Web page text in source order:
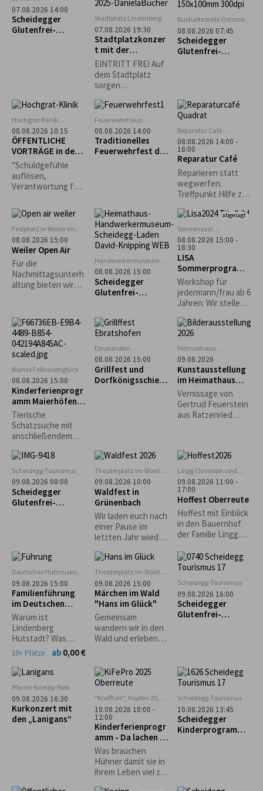
möglich.
07.08.2026 14:00
Scheidegger
Glutenfrei-
Stadtplatz Lindenberg
07.08.2026 19:30
Stadtplatzkonzer
t mit der
Musikkapelle
Opfenbach
EINTRITT FREI Auf
dem Stadtplatz
sorgen
Vereine für
Sitzgelegenheiten
und das leibliche
Wohl. *Die
Veranstaltung
Bushaltestelle Ortsmitte
Scheidegg
08.08.2026 07:45
Scheidegger
Glutenfrei-
Hochgrat Klinik
Stiefenhofen
08.08.2026 10:15
ÖFFENTLICHE
VORTRÄGE in der
Hochgrat Klinik
"Schuldgefühle
auflösen,
Verantwortung für
übernehmen“ -
Bettina von
Nottbeck,
Heilpraktikerin,
Körperpsychothera
peutin
Feuerwehrhaus
Scheidegg
08.08.2026 14:00
Traditionelles
Feuerwehrfest der
Reparatur Café
Oberreute
08.08.2026 14:00 -
18:00
Reparatur Café
Reparieren statt
wegwerfen.
Treffpunkt Hilfe zur
Festplatz in Weiler im
Allgäu
08.08.2026 15:00
Weiler Open Air
Für die
Nachmittagsunterh
altung bieten wir
Bierpongturnier -
Kaffee & Kuchen -
Weinlaube -
Kinderprogramm -
uvm. an.
Handwerkermuseum
„Heimathaus"
Scheidegg
08.08.2026 15:00
Scheidegger
Glutenfrei-
Handwerkermuseu
m „Heimathaus“
abgesagt
Sonnensaal
Stiefenhofen
08.08.2026 15:00 -
18:30
LISA
Sommerprogramm
: Familienaktion
Workshop für
jedermann/frau ab 6
Jahren: Wir stellen
und backen
Sonnenbrote...
Maries Fellnasenglück
08.08.2026 15:00
Kinderferienprogr
amm Maierhöfen:
Tierische
Schatzsuche
Tierische
Schatzsuche mit
anschließendem
Ebratshofen
Vereinsheim
08.08.2026 15:00
Grillfest und
Dorfkönigsschieß
Heimathaus
Zwirkenberg
09.08.2026
Kunstausstellung
im Heimathaus
Gestratz-
Zwirkenberg
Vernissage von
Gertrud Feuerstein
aus Ratzenried
Scheidegg-Tourismus
09.08.2026 08:00
Scheidegger
Glutenfrei-
"Guni´s Panificio"
Theaterplatz im Wald
bei Grünenbach
09.08.2026 10:00
Waldfest in
Grünenbach
Wir laden euch nach
einer Pause im
letzten Jahr wieder
Waldfest ein und
freuen uns auf
euren zahlreichen
Besuch! Eure
Musikkapelle
Grünenbach
Lingg Christoph und
Katrin
09.08.2026 11:00 -
17:00
Hoffest Oberreute
Hoffest mit Einblick
in den Bauernhof
der Familie Lingg.
Mittagstisch. Kaffee
und Kuchen.
Hüpfburg
Deutsches Hutmuseum,
Lindenberg
09.08.2026 15:00
Familienführung
im Deutschen
Hutmuseum
Warum ist
Lindenberg
Hutstadt? Was
haben denn
damit zu tun? Und
Strohhüte? Warum
gibt es einen
Haifisch im
Museum?
10+ Plätze ab 0,00 €
Theaterplatz im Wald
bei Grünenbach
09.08.2026 15:00
Märchen im Wald
"Hans im Glück"
Gemeinsam
wandern wir in den
Wald und erleben
Geschichte der
Gebrüder Grimm
Scheidegg-Tourismus
09.08.2026 16:00
Scheidegger
Glutenfrei-
Pfarrer-Kneipp-Park
09.08.2026 16:30
Kurkonzert mit
den „Lanigans“
"Krafftort", Hopfen 20,
88167 Stiefenhofen
10.08.2026 10:00 -
12:00
Kinderferienprogr
amm - Da lachen ja
die Hühner
Was brauchen
Hühner damit sie in
ihrem Leben viel zu
Scheidegg-Tourismus
10.08.2026 13:45
Scheidegger
Kinderprogramm: